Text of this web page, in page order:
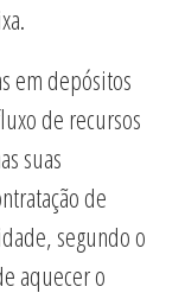
em depósitos
de recursos
suas
de
segundo o
aquecer o